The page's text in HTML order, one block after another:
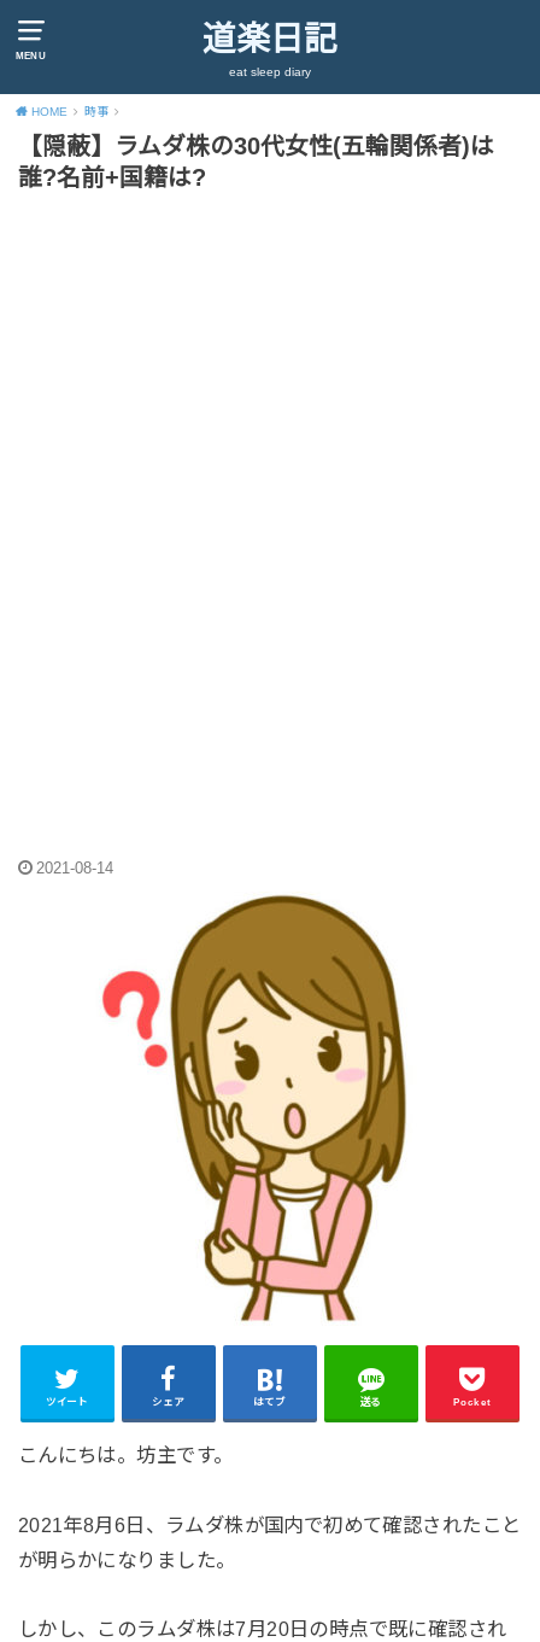
MENU 道楽日記
eat sleep diary
HOME 時事
【隠蔽】ラムダ株の30代女性(五輪関係者)は
誰?名前+国籍は?
2021-08-14
ツイート シェア はてブ 送る Pocket
こんにちは。坊主です。
2021年8月6日、ラムダ株が国内で初めて確認されたこと
が明らかになりました。
しかし、このラムダ株は7月20日の時点で既に確認され